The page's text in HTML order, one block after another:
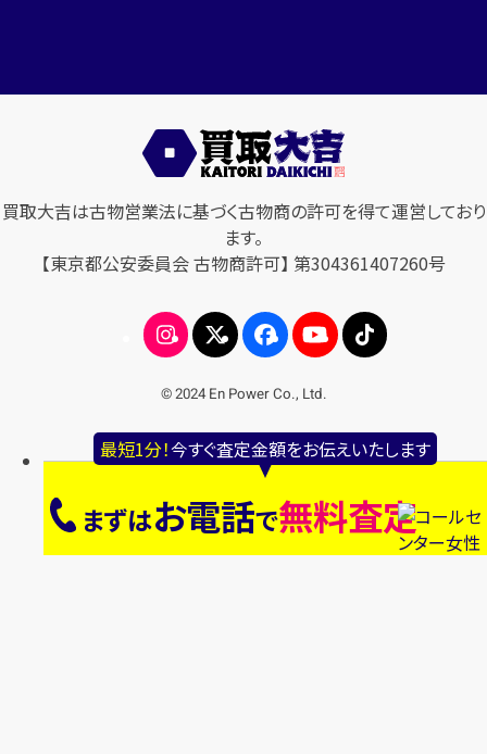
最短1分！今すぐ査定金額をお伝えいたします
まずはお電話で無料査定
買取大吉は古物営業法に基づく古物商の許可を得て運営しており
ます。
【東京都公安委員会 古物商許可】 第304361407260号
© 2024 En Power Co., Ltd.